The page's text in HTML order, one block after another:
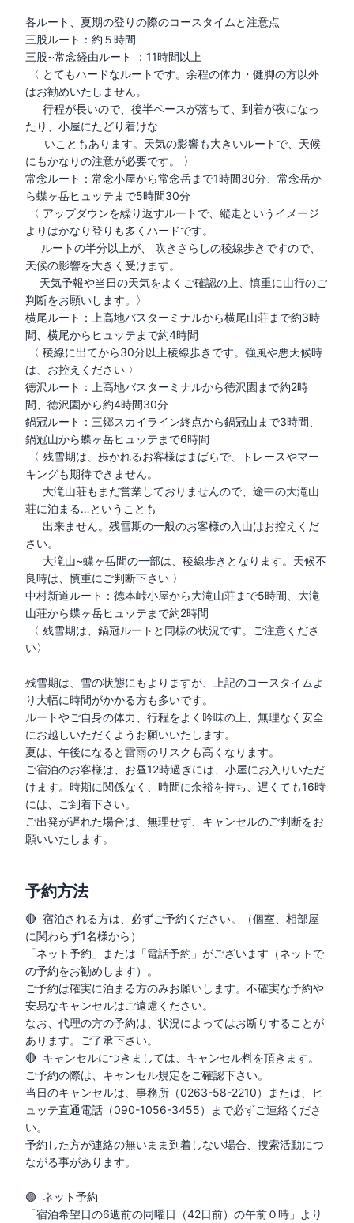
各ルート、夏期の登りの際のコースタイムと注意点
三股ルート：約５時間
三股~常念経由ルート ：11時間以上
はお勧めいたしません。
行程が長いので、後半ペースが落ちて、到着が夜になっ
たり、小屋にたどり着けな
にもかなりの注意が必要です。 〉
常念ルート：常念小屋から常念岳まで1時間30分、常念岳か
ら蝶ヶ岳ヒュッテまで5時間30分
よりはかなり登りも多くハードです。
天候の影響を大きく受けます。
天気予報や当日の天気をよくご確認の上、慎重に山行のご
判断をお願いします。〉
横尾ルート：上高地バスターミナルから横尾山荘まで約3時
間、横尾からヒュッテまで約4時間
は、お控えください 〉
徳沢ルート：上高地バスターミナルから徳沢園まで約2時
間、徳沢園から約4時間30分
鍋冠ルート：三郷スカイライン終点から鍋冠山まで3時間、
鍋冠山から蝶ヶ岳ヒュッテまで6時間
キングも期待できません。
大滝山荘もまだ営業しておりませんので、途中の大滝山
荘に泊まる…ということも
出来ません。残雪期の一般のお客様の入山はお控えくだ
さい。
良時は、慎重にご判断下さい 〉
中村新道ルート：徳本峠小屋から大滝山荘まで5時間、大滝
山荘から蝶ヶ岳ヒュッテまで約2時間
い〉
残雪期は、雪の状態にもよりますが、上記のコースタイムよ
り大幅に時間がかかる方も多いです。
ルートやご自身の体力、行程をよく吟味の上、無理なく安全
にお越しいただくようお願いいたします。
夏は、午後になると雷雨のリスクも高くなります。
ご宿泊のお客様は、お昼12時過ぎには、小屋にお入りいただ
けます。時期に関係なく、時間に余裕を持ち、遅くても16時
には、ご到着下さい。
ご出発が遅れた場合は、無理せず、キャンセルのご判断をお
願いいたします。
予約方法
🔴  宿泊される方は、必ずご予約ください。（個室、相部屋
に関わらず1名様から）
「ネット予約」または「電話予約」がございます（ネットで
の予約をお勧めします）。
ご予約は確実に泊まる方のみお願いします。不確実な予約や
安易なキャンセルはご遠慮ください。
なお、代理の方の予約は、状況によってはお断りすることが
あります。ご了承下さい。
🔴  キャンセルにつきましては、キャンセル料を頂きます。
ご予約の際は、キャンセル規定をご確認下さい。
当日のキャンセルは、事務所（0263-58-2210）または、ヒ
ュッテ直通電話（090-1056-3455）まで必ずご連絡くださ
い。
予約した方が連絡の無いまま到着しない場合、捜索活動につ
ながる事があります。
🟢  ネット予約
「宿泊希望日の6週前の同曜日（42日前）の午前０時」より